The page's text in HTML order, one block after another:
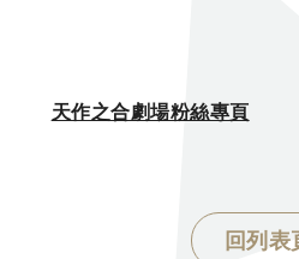
天作之合劇場粉絲專頁
回列表